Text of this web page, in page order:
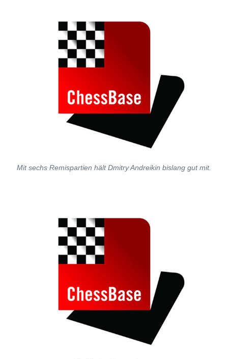
Mit sechs Remispartien hält Dmitry Andreikin bislang gut mit.